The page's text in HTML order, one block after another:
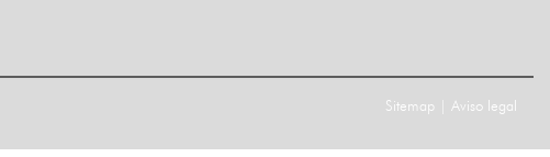
Sitemap Aviso legal